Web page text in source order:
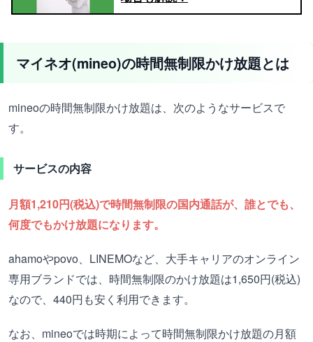
マイネオ(mineo)の時間無制限かけ放題とは
mineoの時間無制限かけ放題は、次のようなサービスで
す。
サービスの内容
月額1,210円(税込)で時間無制限の国内通話が、誰とでも、
何度でもかけ放題になります。
ahamoやpovo、LINEMOなど、大手キャリアのオンライン
専用ブランドでは、時間無制限のかけ放題は1,650円(税込)
なので、440円も安く利用できます。
なお、mineoでは時期によって時間無制限かけ放題の月額